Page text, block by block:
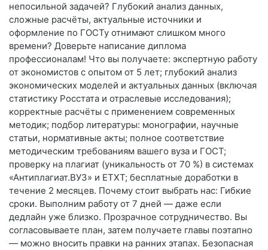
непосильной задачей? Глубокий анализ данных,
сложные расчёты, актуальные источники и
оформление по ГОСТу отнимают слишком много
времени? Доверьте написание диплома
профессионалам! Что вы получаете: экспертную работу
от экономистов с опытом от 5 лет; глубокий анализ
экономических моделей и актуальных данных (включая
статистику Росстата и отраслевые исследования);
корректные расчёты с применением современных
методик; подбор литературы: монографии, научные
статьи, нормативные акты; полное соответствие
методическим требованиям вашего вуза и ГОСТ;
проверку на плагиат (уникальность от 70 %) в системах
«Антиплагиат.ВУЗ» и ETXT; бесплатные доработки в
течение 2 месяцев. Почему стоит выбрать нас: Гибкие
сроки. Выполним работу от 7 дней — даже если
дедлайн уже близко. Прозрачное сотрудничество. Вы
согласовываете план, затем получаете главы поэтапно
— можно вносить правки на ранних этапах. Безопасная